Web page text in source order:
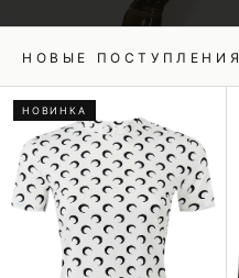
НОВЫЕ ПОСТУПЛЕНИЯ
НОВИНКА